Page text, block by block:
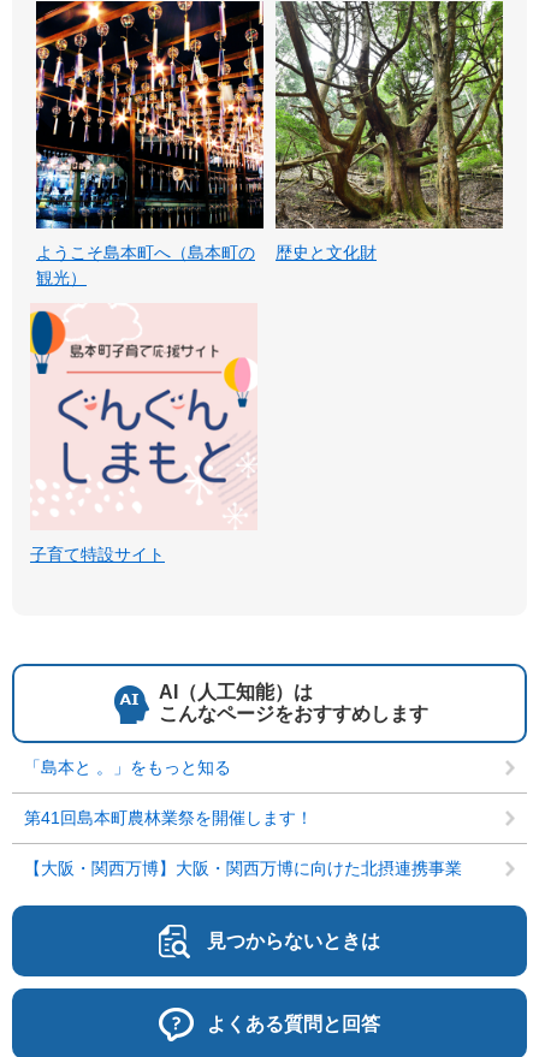
ようこそ島本町へ（島本町の
観光）
歴史と文化財
子育て特設サイト
AI（人工知能）は
こんなページをおすすめします
「島本と 。」をもっと知る
第41回島本町農林業祭を開催します！
【大阪・関西万博】大阪・関西万博に向けた北摂連携事業
見つからないときは
よくある質問と回答